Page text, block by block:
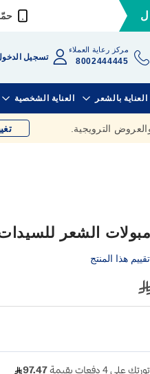
مركز رعاية العملاء
8002444445 تسجيل
العناية بالشعر العناية الشخصية
الترويجية.
الشعر للسيدات 12
هذا المنتج